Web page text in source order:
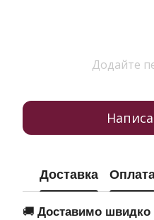
Додайте
Доставка
🚚 Доставимо швидко